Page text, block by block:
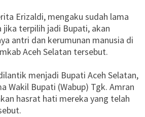
Erizaldi, mengaku sudah lama
terpilih jadi Bupati, akan
antri dan kerumunan manusia di
Aceh Selatan tersebut.
menjadi Bupati Aceh Selatan,
Wakil Bupati (Wabup) Tgk. Amran
hasrat hati mereka yang telah